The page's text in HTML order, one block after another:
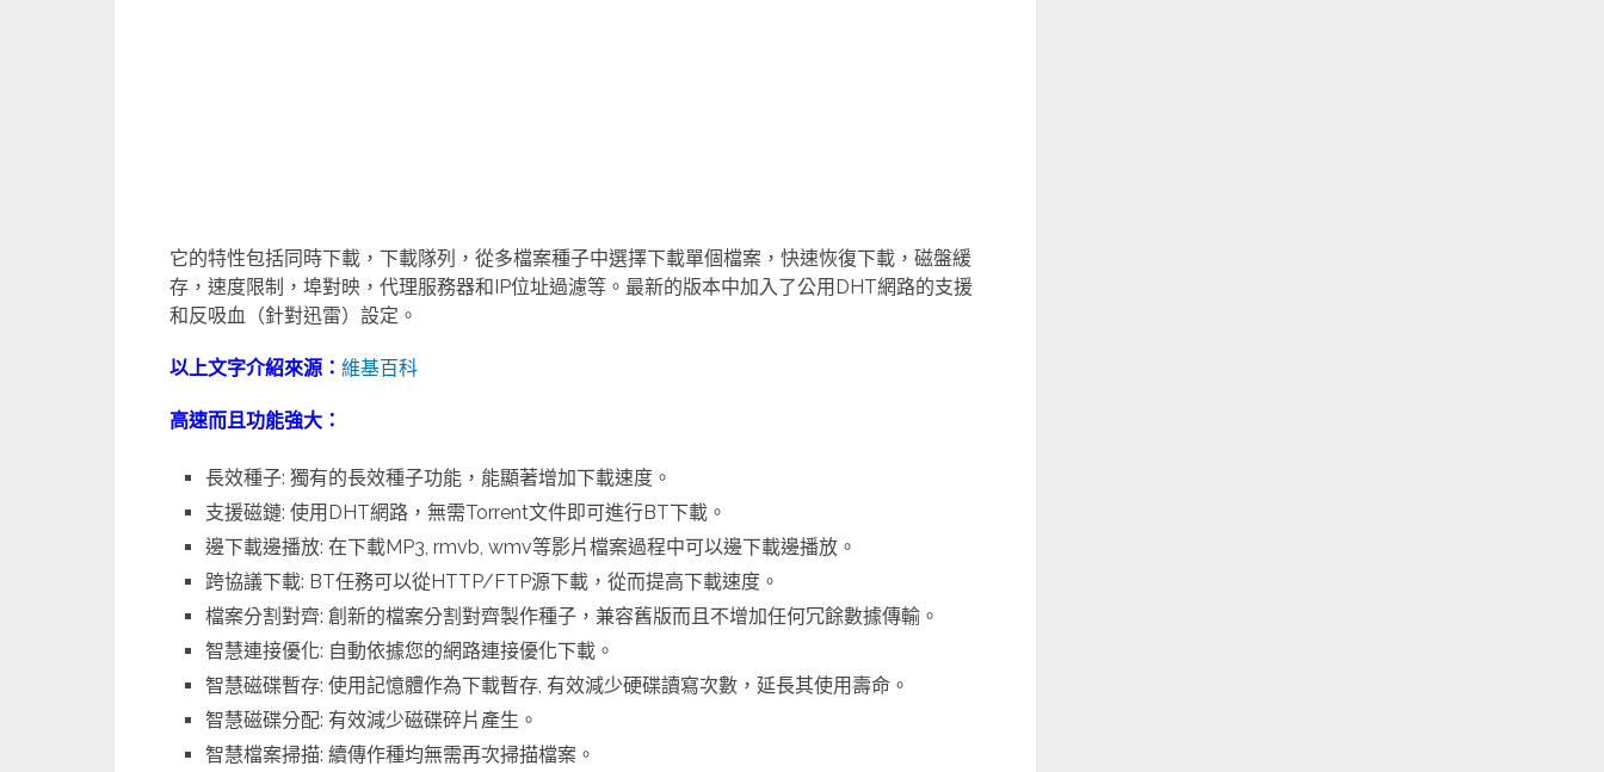
它的特性包括同時下載，下載隊列，從多檔案種子中選擇下載單個檔案，快速恢復下載，磁盤緩
存，速度限制，埠對映，代理服務器和IP位址過濾等。最新的版本中加入了公用DHT網路的支援
和反吸血（針對迅雷）設定。
以上文字介紹來源： 維基百科
高速而且功能強大：
長效種子: 獨有的長效種子功能，能顯著增加下載速度。
支援磁鏈: 使用DHT網路，無需Torrent文件即可進行BT下載。
邊下載邊播放: 在下載MP3, rmvb, wmv等影片檔案過程中可以邊下載邊播放。
跨協議下載: BT任務可以從HTTP/FTP源下載，從而提高下載速度。
檔案分割對齊: 創新的檔案分割對齊製作種子，兼容舊版而且不增加任何冗餘數據傳輸。
智慧連接優化: 自動依據您的網路連接優化下載。
智慧磁碟暫存: 使用記憶體作為下載暫存, 有效減少硬碟讀寫次數，延長其使用壽命。
智慧磁碟分配: 有效減少磁碟碎片產生。
智慧檔案掃描: 續傳作種均無需再次掃描檔案。